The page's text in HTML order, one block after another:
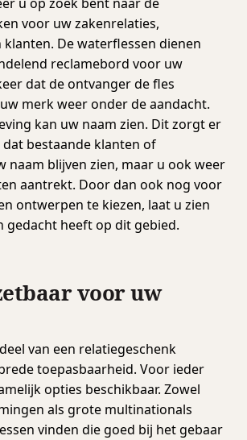
voor uw zakenrelaties,
De waterflessen dienen
reclamebord voor uw
dat de ontvanger de fles
merk weer onder de aandacht.
kan uw naam zien. Dit zorgt er
bestaande klanten of
naam blijven zien, maar u ook weer
aantrekt. Door dan ook nog voor
ontwerpen te kiezen, laat u zien
gedacht heeft op dit gebied.
voor uw
van een relatiegeschenk
toepasbaarheid. Voor ieder
opties beschikbaar. Zowel
als grote multinationals
vinden die goed bij het gebaar